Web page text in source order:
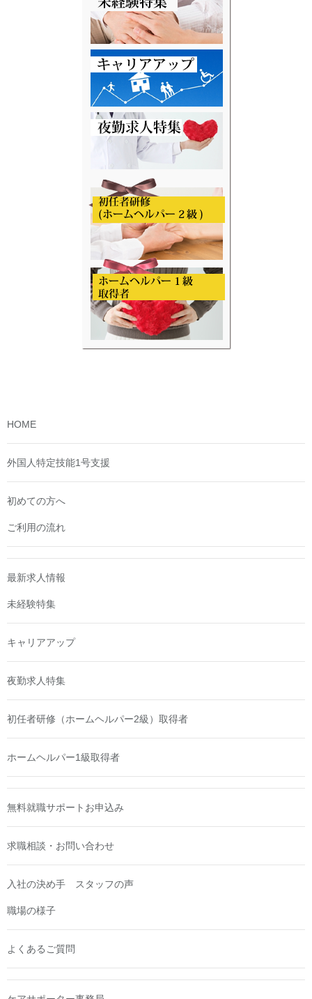
HOME
外国人特定技能1号支援
初めての方へ
ご利用の流れ
最新求人情報
未経験特集
キャリアアップ
夜勤求人特集
初任者研修（ホームヘルパー2級）取得者
ホームヘルパー1級取得者
無料就職サポートお申込み
求職相談・お問い合わせ
入社の決め手 スタッフの声
職場の様子
よくあるご質問